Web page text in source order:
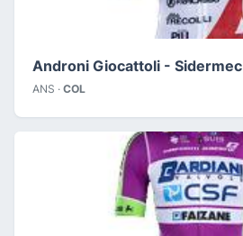
Androni Giocattoli - Sidermec
ANS · COL